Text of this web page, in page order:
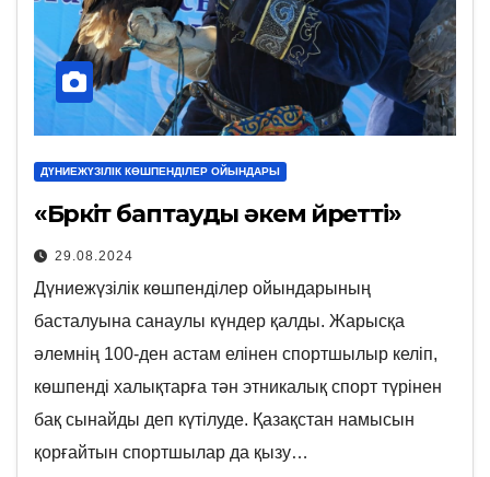
ДҮНИЕЖҮЗІЛІК КӨШПЕНДІЛЕР ОЙЫНДАРЫ
«Бүркіт баптауды әкем үйретті»
29.08.2024
Дүниежүзілік көшпенділер ойындарының
басталуына санаулы күндер қалды. Жарысқа
әлемнің 100-ден астам елінен спортшылыр келіп,
көшпенді халықтарға тән этникалық спорт түрінен
бақ сынайды деп күтілуде. Қазақстан намысын
қорғайтын спортшылар да қызу…